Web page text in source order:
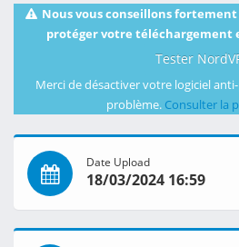
Nous vous conseillons
protéger votre téléchargement
Tester
Merci de désactiver votre logiciel
problème. Consulter la
Date Upload
18/03/2024 16:59